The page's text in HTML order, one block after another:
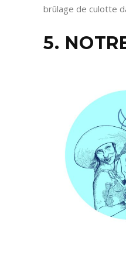
brûlage de culotte
5.